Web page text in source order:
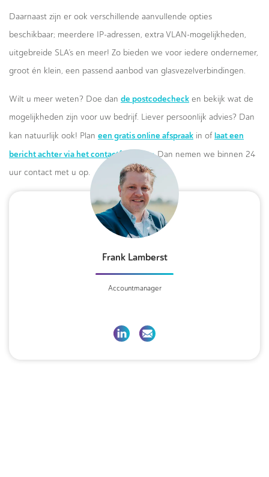
Daarnaast zijn er ook verschillende aanvullende opties
beschikbaar; meerdere IP-adressen, extra VLAN-mogelijkheden,
uitgebreide SLA’s en meer! Zo bieden we voor iedere ondernemer,
groot én klein, een passend aanbod van glasvezelverbindingen.
Wilt u meer weten? Doe dan de postcodecheck en bekijk wat de
mogelijkheden zijn voor uw bedrijf. Liever persoonlijk advies? Dan
kan natuurlijk ook! Plan een gratis online afspraak in of laat een
bericht achter via het contactformulier.Dan nemen we binnen 24
uur contact met u op.
Frank Lamberst
Accountmanager